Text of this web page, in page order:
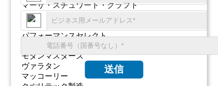
送信
マーサ・スチュワート・クラフト
DAICHローラーロック
ウースター
パフォーマンスセレクト
ジンサー
モダンマスターズ
ヴァラタン
マッコーリー